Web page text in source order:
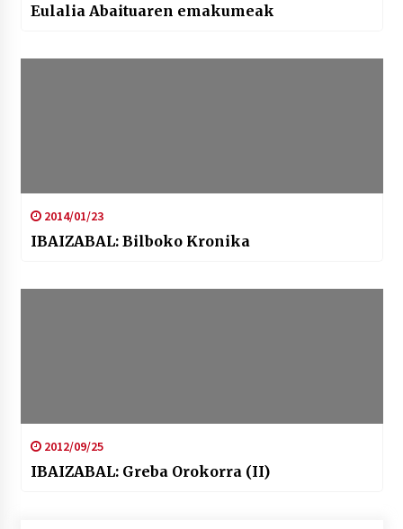
Eulalia Abaituaren emakumeak
2014/01/23
IBAIZABAL: Bilboko Kronika
2012/09/25
IBAIZABAL: Greba Orokorra (II)